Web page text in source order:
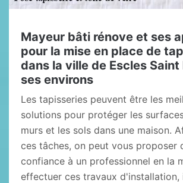
Mayeur bâti rénove et ses
pour la mise en place de
dans la ville de Escles Saint
ses environs
Les tapisseries peuvent être les
solutions pour protéger les
murs et les sols dans une maison.
ces tâches, on peut vous proposer
confiance à un professionnel en la
effectuer ces travaux